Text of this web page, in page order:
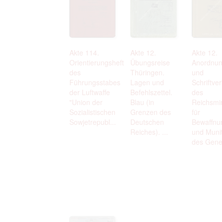
Akte 114.
Orientierungsheft
des
Führungsstabes
der Luftwaffe
"Union der
Sozialistischen
Sowjetrepubl...
Akte 12.
Übungsreise
Thüringen.
Lagen und
Befehlszettel.
Blau (in
Grenzen des
Deutschen
Reiches). ...
Akte 12.
und
des
für
und
des